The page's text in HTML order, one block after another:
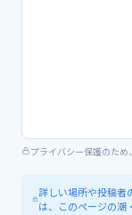
プライバシー保護のため
詳しい場所や投稿者
は、このページの潮